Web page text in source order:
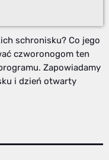
schronisku? Co jego
czworonogom ten
Zapowiadamy
i dzień otwarty